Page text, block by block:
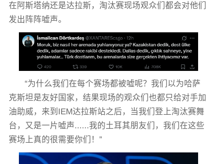
在阿斯塔纳还是达拉斯，淘汰赛现场观众们都会对他们
发出阵阵嘘声。
“为什么我们在每个赛场都被嘘呢？我们以为哈萨
克斯坦是友好国家，结果现场的观众们也都只给对手加
油助威，来到IEM达拉斯站之后，当我们登上淘汰赛舞
台，又是一片嘘声......我的土耳其朋友们，我们在这些
赛场上真的很需要你们！”